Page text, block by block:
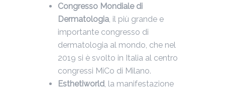
Congresso Mondiale di
Dermatologia , il più grande e
importante congresso di
dermatologia al mondo, che nel
2019 si è svolto in Italia al centro
congressi MiCo di Milano.
Esthetiworld , la manifestazione